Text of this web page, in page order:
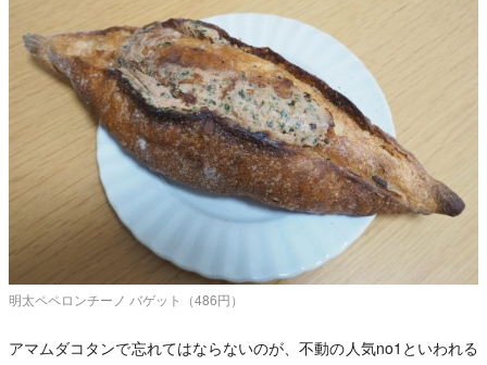
明太ペペロンチーノ バゲット（486円）
アマムダコタンで忘れてはならないのが、不動の人気no1といわれる